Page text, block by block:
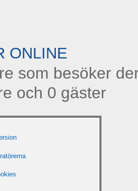
ONLINE
som besöker
och 0 gäster